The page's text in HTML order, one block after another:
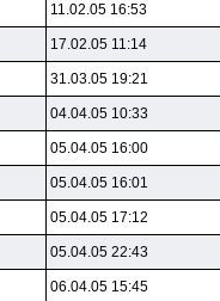
11.02.05 16:53
17.02.05 11:14
31.03.05 19:21
04.04.05 10:33
05.04.05 16:00
05.04.05 16:01
05.04.05 17:12
05.04.05 22:43
06.04.05 15:45